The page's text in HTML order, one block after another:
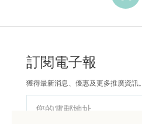
訂閱電子報
獲得最新消息、優惠及更多推廣資訊。
您的電郵地址